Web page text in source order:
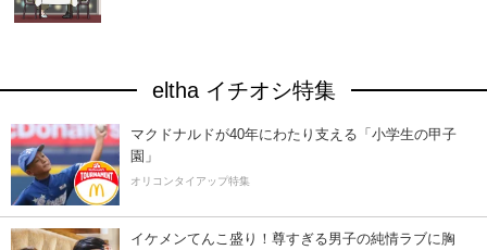
eltha イチオシ特集
マクドナルドが40年にわたり支える「小学生の甲子
園」
オリコンタイアップ特集
イケメンてんこ盛り！尊すぎる男子の純情ラブに胸